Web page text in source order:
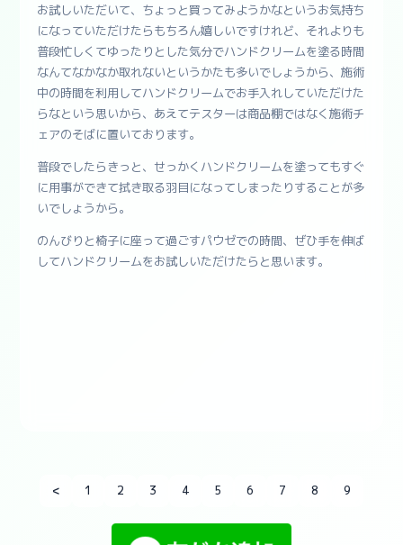
お試しいただいて、ちょっと買ってみようかなというお気持ち
になっていただけたらもちろん嬉しいですけれど、それよりも
普段忙しくてゆったりとした気分でハンドクリームを塗る時間
なんてなかなか取れないというかたも多いでしょうから、施術
中の時間を利用してハンドクリームでお手入れしていただけた
らなという思いから、あえてテスターは商品棚ではなく施術チ
ェアのそばに置いております。
普段でしたらきっと、せっかくハンドクリームを塗ってもすぐ
に用事ができて拭き取る羽目になってしまったりすることが多
いでしょうから。
のんびりと椅子に座って過ごすパウゼでの時間、ぜひ手を伸ば
してハンドクリームをお試しいただけたらと思います。
< 1 2 3 4 5 6 7 8 9